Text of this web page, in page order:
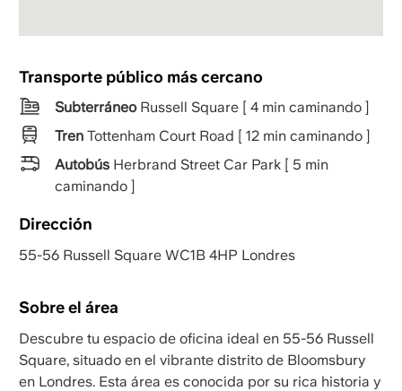
Transporte público más cercano
SubterráneoRussell Square [ 4 min caminando ]
TrenTottenham Court Road [ 12 min caminando ]
AutobúsHerbrand Street Car Park [ 5 min
caminando ]
Dirección
55-56 Russell Square WC1B 4HP Londres
Sobre el área
Descubre tu espacio de oficina ideal en 55-56 Russell
Square, situado en el vibrante distrito de Bloomsbury
en Londres. Esta área es conocida por su rica historia y